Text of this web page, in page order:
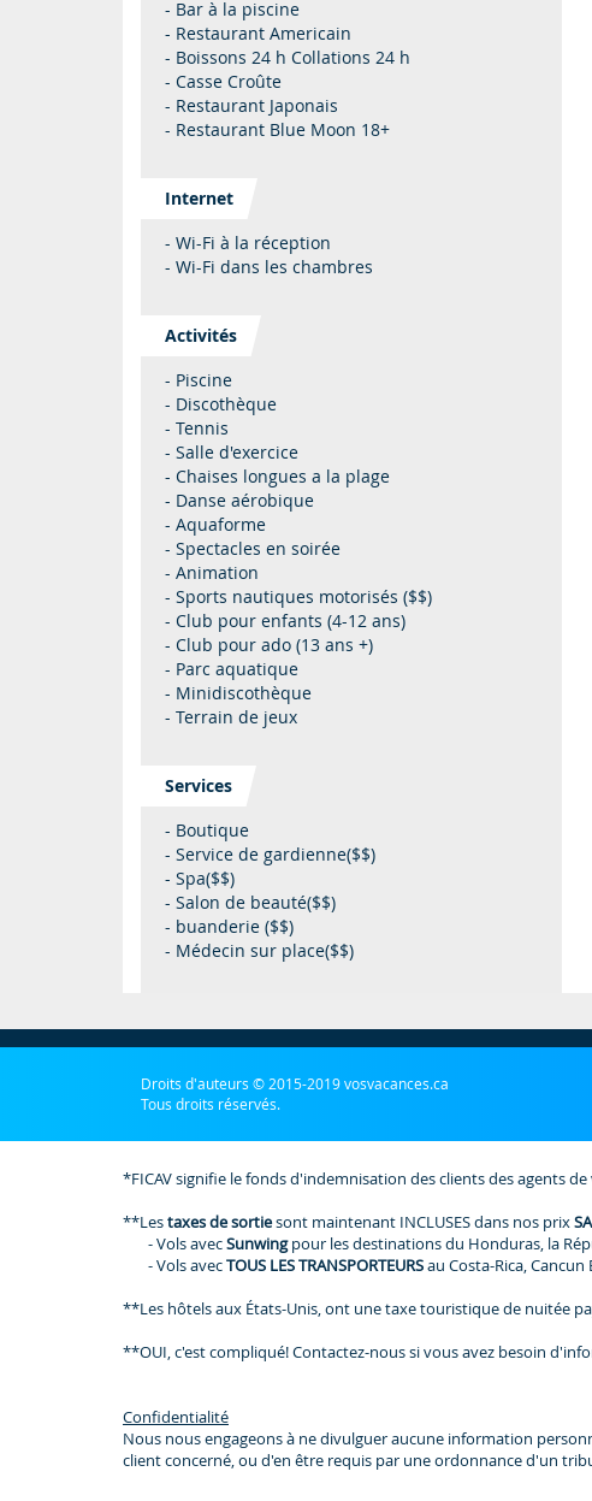
- Bar à la piscine
- Restaurant Americain
- Boissons 24 h Collations 24 h
- Casse Croûte
- Restaurant Japonais
- Restaurant Blue Moon 18+
Internet
- Wi-Fi à la réception
- Wi-Fi dans les chambres
Activités
- Piscine
- Discothèque
- Tennis
- Salle d'exercice
- Chaises longues a la plage
- Danse aérobique
- Aquaforme
- Spectacles en soirée
- Animation
- Sports nautiques motorisés ($$)
- Club pour enfants (4-12 ans)
- Club pour ado (13 ans +)
- Parc aquatique
- Minidiscothèque
- Terrain de jeux
Services
- Boutique
- Service de gardienne($$)
- Spa($$)
- Salon de beauté($$)
- buanderie ($$)
- Médecin sur place($$)
Droits d'auteurs © 2015-2019 vosvacances.ca
Tous droits réservés.
*FICAV signifie le fonds d'indemnisation des clients des agents de
**Lestaxes de sortiesont maintenant INCLUSES dans nos prix
- Vols avecSunwingpour les destinations du Honduras, la
- Vols avecTOUS LES TRANSPORTEURSau Costa-Rica,
**Les hôtels aux États-Unis, ont une taxe touristique de nuitée
**OUI, c'est compliqué! Contactez-nous si vous avez besoin
Confidentialité
Nous nous engageons à ne divulguer aucune information
client concerné, ou d'en être requis par une ordonnance d'un